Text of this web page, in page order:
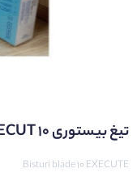
تیغ بیستوری 10 EXECUT
Bisturi blade 10 EXECUTE